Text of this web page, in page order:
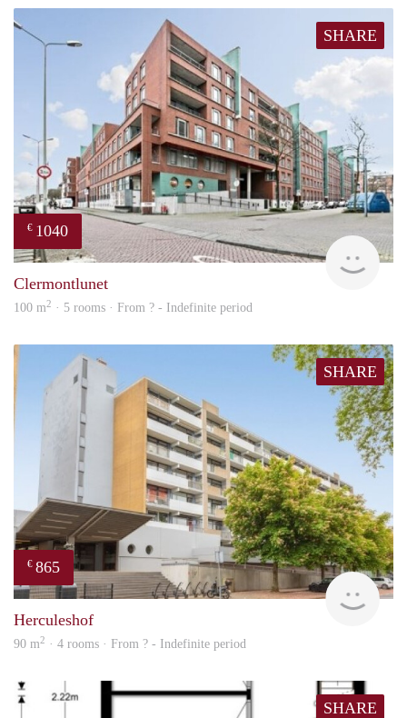
SHARE
€ 1040
Clermontlunet
100 m2 · 5 rooms · From ? - Indefinite period
SHARE
€ 865
Herculeshof
90 m2 · 4 rooms · From ? - Indefinite period
SHARE